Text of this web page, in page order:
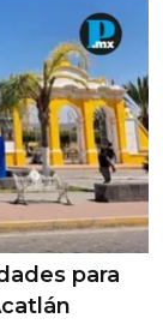
para